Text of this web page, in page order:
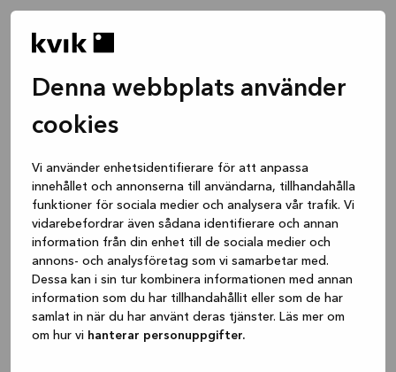
Denna webbplats använder
cookies
Vi använder enhetsidentifierare för att anpassa
innehållet och annonserna till användarna, tillhandahålla
funktioner för sociala medier och analysera vår trafik. Vi
vidarebefordrar även sådana identifierare och annan
information från din enhet till de sociala medier och
annons- och analysföretag som vi samarbetar med.
Dessa kan i sin tur kombinera informationen med annan
information som du har tillhandahållit eller som de har
samlat in när du har använt deras tjänster. Läs mer om
om hur vi hanterar personuppgifter.